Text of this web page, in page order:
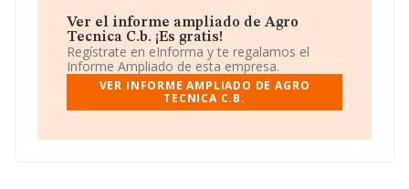
Ver el informe ampliado de Agro
Tecnica C.b. ¡Es gratis!
Regístrate en eInforma y te regalamos el
Informe Ampliado de esta empresa.
VER INFORME AMPLIADO DE AGRO
TECNICA C.B.